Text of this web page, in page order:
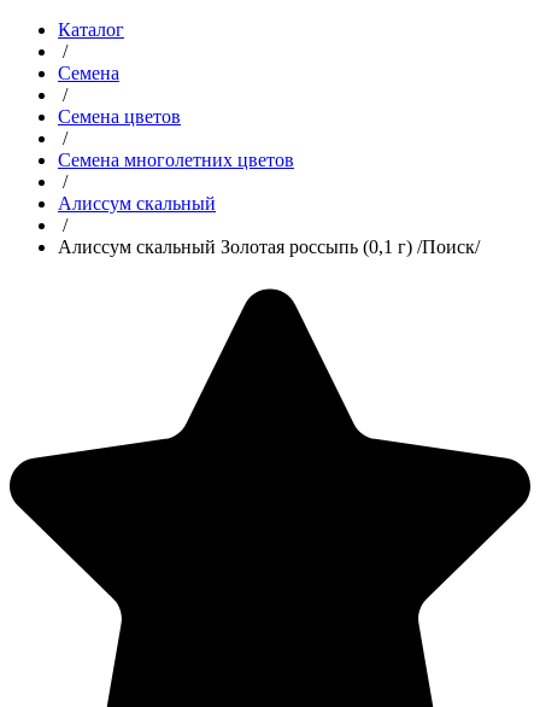
Каталог
/
Семена
/
Семена цветов
/
Семена многолетних цветов
/
Алиссум скальный
/
Алиссум скальный Золотая россыпь (0,1 г) /Поиск/